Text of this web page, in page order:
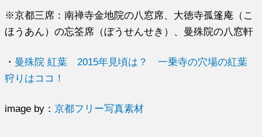
※京都三席：南禅寺金地院の八窓席、大徳寺孤篷庵（こ
ほうあん）の忘筌席（ぼうせんせき）、曼殊院の八窓軒
・ 曼殊院 紅葉 2015年見頃は？ 一乗寺の穴場の紅葉
狩りはココ！
image by：京都フリー写真素材